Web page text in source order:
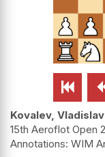

Kovalev, Vladislav
15th Aeroflot Open
WIM